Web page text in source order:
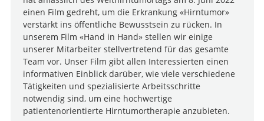
einen Film gedreht, um die Erkrankung «Hirntumor»
verstärkt ins öffentliche Bewusstsein zu rücken. In
unserem Film «Hand in Hand» stellen wir einige
unserer Mitarbeiter stellvertretend für das gesamte
Team vor. Unser Film gibt allen Interessierten einen
informativen Einblick darüber, wie viele verschiedene
Tätigkeiten und spezialisierte Arbeitsschritte
notwendig sind, um eine hochwertige
patientenorientierte Hirntumortherapie anzubieten.